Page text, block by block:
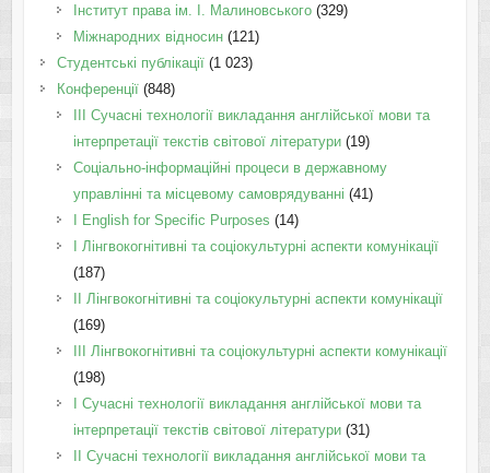
Інститут права ім. І. Малиновського(329)
Міжнародних відносин(121)
Студентські публікації(1 023)
Конференції(848)
III Сучасні технології викладання англійської мови та
інтерпретації текстів світової літератури(19)
Соціально-інформаційні процеси в державному
управлінні та місцевому самоврядуванні (41)
І English for Specific Purposes (14)
I Лінгвокогнітивні та соціокультурні аспекти комунікації
(187)
IІ Лінгвокогнітивні та соціокультурні аспекти комунікації
(169)
IІI Лінгвокогнітивні та соціокультурні аспекти комунікації
(198)
I Cучасні технології викладання англійської мови та
інтерпретації текстів світової літератури(31)
II Cучасні технології викладання англійської мови та